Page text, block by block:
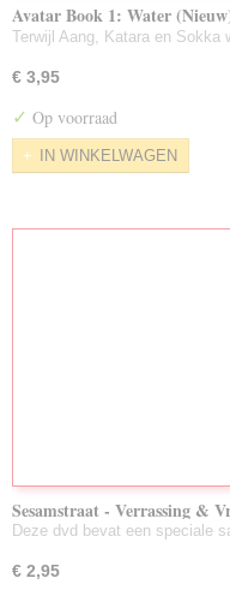
Avatar Book 1: Water
Terwijl Aang, Katara en Sokka
€ 3,95
✓ Op voorraad
IN WINKELWAGEN
Sesamstraat - Verrassing &
Deze dvd bevat een speciale
€ 2,95